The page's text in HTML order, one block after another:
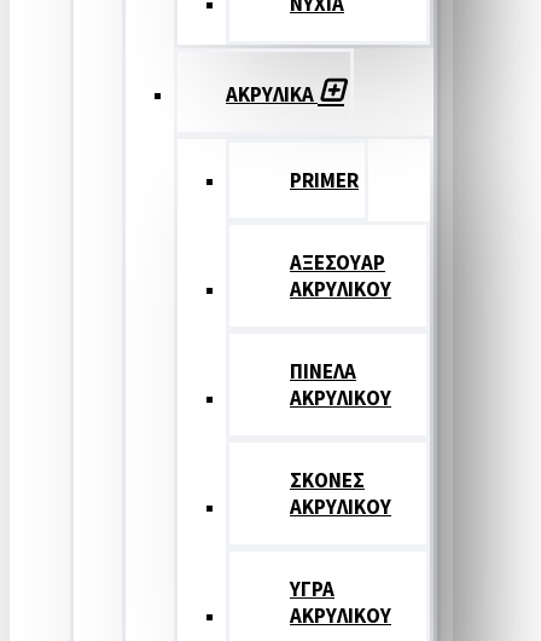
ΑΚΡΥΛΙΚΑ
PRIMER
ΑΞΕΣΟΥΑΡ
ΑΚΡΥΛΙΚΟΥ
ΠΙΝΕΛΑ
ΑΚΡΥΛΙΚΟΥ
ΣΚΟΝΕΣ
ΑΚΡΥΛΙΚΟΥ
ΥΓΡΑ
ΑΚΡΥΛΙΚΟΥ